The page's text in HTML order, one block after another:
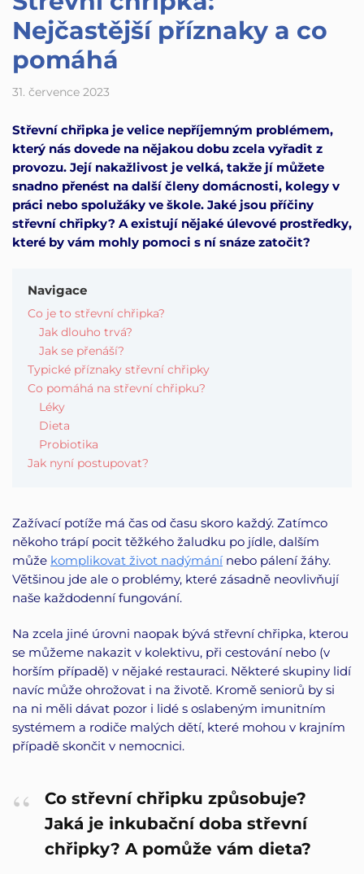
Nejčastější příznaky a co
pomáhá
31. července 2023
Střevní chřipka je velice nepříjemným problémem,
který nás dovede na nějakou dobu zcela vyřadit z
provozu. Její nakažlivost je velká, takže jí můžete
snadno přenést na další členy domácnosti, kolegy v
práci nebo spolužáky ve škole. Jaké jsou příčiny
střevní chřipky? A existují nějaké úlevové prostředky,
které by vám mohly pomoci s ní snáze zatočit?
Navigace
Co je to střevní chřipka?
Jak dlouho trvá?
Jak se přenáší?
Typické příznaky střevní chřipky
Co pomáhá na střevní chřipku?
Léky
Dieta
Probiotika
Jak nyní postupovat?
Zažívací potíže má čas od času skoro každý. Zatímco
někoho trápí pocit těžkého žaludku po jídle, dalším
může komplikovat život nadýmání nebo pálení žáhy.
Většinou jde ale o problémy, které zásadně neovlivňují
naše každodenní fungování.
Na zcela jiné úrovni naopak bývá střevní chřipka, kterou
se můžeme nakazit v kolektivu, při cestování nebo (v
horším případě) v nějaké restauraci. Některé skupiny lidí
navíc může ohrožovat i na životě. Kromě seniorů by si
na ni měli dávat pozor i lidé s oslabeným imunitním
systémem a rodiče malých dětí, které mohou v krajním
případě skončit v nemocnici.
Co střevní chřipku způsobuje?
Jaká je inkubační doba střevní
chřipky? A pomůže vám dieta?